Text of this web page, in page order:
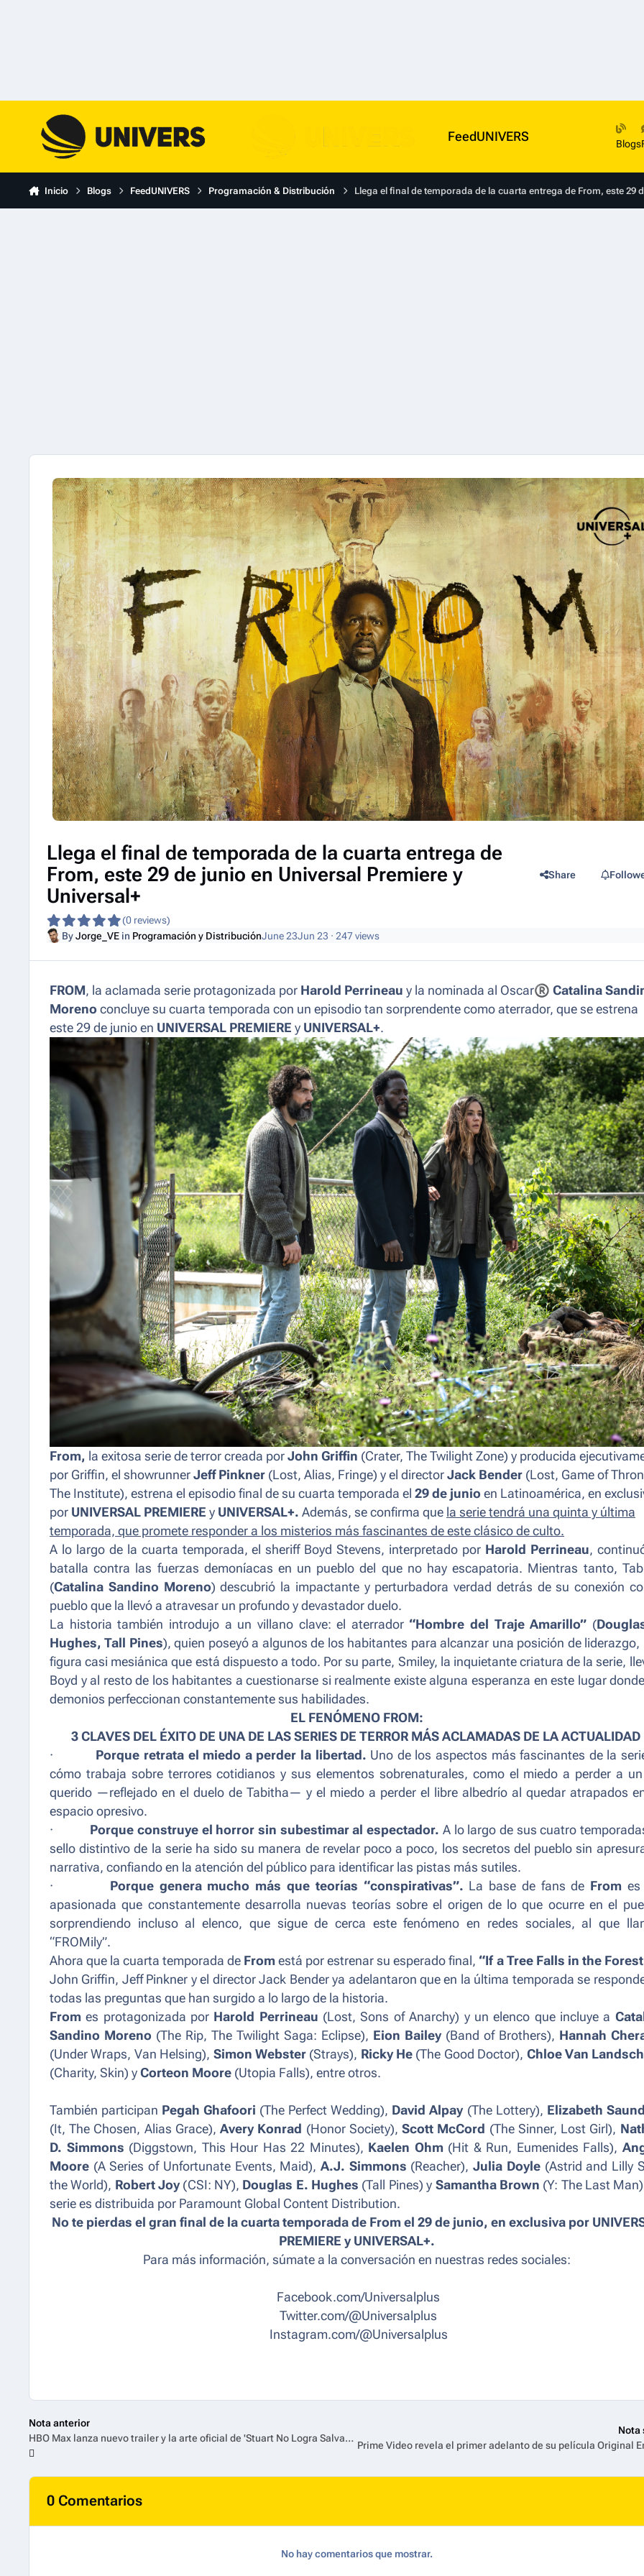
FeedUNIVERS Blogs
Inicio Blogs FeedUNIVERS Programación & Distribución Llega el final de temporada de la cuarta entrega de From, este 29
Llega el final de temporada de la cuarta entrega de
From, este 29 de junio en Universal Premiere y
Universal+
(0 reviews)
Share
ByJorge_VEin Programación y DistribuciónJune 23Jun 23 · 247 views
FROM, la aclamada serie protagonizada por Harold Perrineau y la nominada al Oscar® Catalina
Moreno concluye su cuarta temporada con un episodio tan sorprendente como aterrador, que se estrena
este 29 de junio en UNIVERSAL PREMIERE y UNIVERSAL+.
From, la exitosa serie de terror creada por John Griffin (Crater, The Twilight Zone) y producida
por Griffin, el showrunner Jeff Pinkner (Lost, Alias, Fringe) y el director Jack Bender (Lost, Game of
The Institute), estrena el episodio final de su cuarta temporada el 29 de junio en Latinoamérica, en
por UNIVERSAL PREMIERE y UNIVERSAL+. Además, se confirma que la serie tendrá una quinta y última
temporada, que promete responder a los misterios más fascinantes de este clásico de culto.
A lo largo de la cuarta temporada, el sheriff Boyd Stevens, interpretado por Harold Perrineau,
batalla contra las fuerzas demoníacas en un pueblo del que no hay escapatoria. Mientras tanto,
(Catalina Sandino Moreno) descubrió la impactante y perturbadora verdad detrás de su conexión
pueblo que la llevó a atravesar un profundo y devastador duelo.
La historia también introdujo a un villano clave: el aterrador “Hombre del Traje Amarillo” (
Hughes, Tall Pines), quien poseyó a algunos de los habitantes para alcanzar una posición de liderazgo,
figura casi mesiánica que está dispuesto a todo. Por su parte, Smiley, la inquietante criatura de la serie,
Boyd y al resto de los habitantes a cuestionarse si realmente existe alguna esperanza en este lugar
demonios perfeccionan constantemente sus habilidades.
EL FENÓMENO FROM:
3 CLAVES DEL ÉXITO DE UNA DE LAS SERIES DE TERROR MÁS ACLAMADAS DE LA ACTUALIDAD
·
Porque retrata el miedo a perder la libertad. Uno de los aspectos más fascinantes de la
cómo trabaja sobre terrores cotidianos y sus elementos sobrenaturales, como el miedo a perder a
querido —reflejado en el duelo de Tabitha— y el miedo a perder el libre albedrío al quedar atrapados
espacio opresivo.
·
Porque construye el horror sin subestimar al espectador. A lo largo de sus cuatro
sello distintivo de la serie ha sido su manera de revelar poco a poco, los secretos del pueblo sin
narrativa, confiando en la atención del público para identificar las pistas más sutiles.
·
Porque genera mucho más que teorías “conspirativas”. La base de fans de From
apasionada que constantemente desarrolla nuevas teorías sobre el origen de lo que ocurre en el
sorprendiendo incluso al elenco, que sigue de cerca este fenómeno en redes sociales, al que
“FROMily”.
Ahora que la cuarta temporada de From está por estrenar su esperado final, “If a Tree Falls in the
John Griffin, Jeff Pinkner y el director Jack Bender ya adelantaron que en la última temporada se
todas las preguntas que han surgido a lo largo de la historia.
From es protagonizada por Harold Perrineau (Lost, Sons of Anarchy) y un elenco que incluye a
Sandino Moreno(The Rip, The Twilight Saga: Eclipse), Eion Bailey(Band of Brothers), Hannah
(Under Wraps, Van Helsing), Simon Webster(Strays), Ricky He (The Good Doctor), Chloe Van
(Charity, Skin) y Corteon Moore (Utopia Falls), entre otros.
También participan Pegah Ghafoori (The Perfect Wedding), David Alpay (The Lottery), Elizabeth
(It, The Chosen, Alias Grace),Avery Konrad (Honor Society),Scott McCord (The Sinner, Lost Girl),
D. Simmons (Diggstown, This Hour Has 22 Minutes), Kaelen Ohm(Hit & Run, Eumenides Falls),
Moore (A Series of Unfortunate Events, Maid), A.J. Simmons (Reacher),Julia Doyle(Astrid and Lilly
the World), Robert Joy (CSI: NY), Douglas E. Hughes (Tall Pines) y Samantha Brown (Y: The Last Man
serie es distribuida por Paramount Global Content Distribution.
No te pierdas el gran final de la cuarta temporada de From el 29 de junio, en exclusiva por
PREMIERE y UNIVERSAL+.
Para más información, súmate a la conversación en nuestras redes sociales:
Facebook.com/Universalplus
Twitter.com/@Universalplus
Instagram.com/@Universalplus
Nota anterior
HBO Max lanza nuevo trailer y la arte oficial de 'Stuart No Logra Salvar El Universo'
Nota
0 Comentarios
No hay comentarios que mostrar.